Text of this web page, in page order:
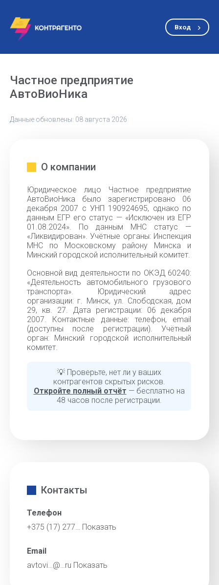
Вход
Частное предприятие
АвтоВиоНика
Данные обновлены: 08 августа 2026
О компании
Юридическое лицо Частное предприятие
АвтоВиоНика было зарегистрировано 06
декабря 2007 с УНП 190924695, однако по
данным ЕГР его статус — «Исключен из ЕГР
01.08.2024». По данным МНС статус —
«Ликвидирован». Учётные органы: Инспекция
МНС по Московскому району Минска и
Минский городской исполнительный комитет.
Основной вид деятельности по ОКЭД 60240:
«Деятельность автомобильного грузового
транспорта». Юридический адрес
организации: г. Минск, ул. Слободская, дом
29, кв. 27. Дата регистрации: 06 декабря
2007. Контактные данные: телефон, email
(доступны после регистрации). Учётный
орган: Минский городской исполнительный
комитет.
💡 Проверьте, нет ли у ваших
контрагентов скрытых рисков.
Откройте полный отчёт — бесплатно на
48 часов после регистрации.
Контакты
Телефон
+375 (17) 277… Показать
Email
avtovi…@…ru Показать